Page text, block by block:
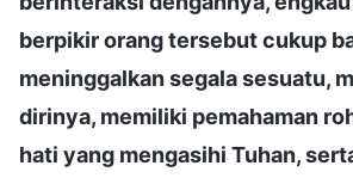
berpikir orang tersebut cukup
meninggalkan segala sesuatu,
dirinya, memiliki pemahaman
hati yang mengasihi Tuhan,